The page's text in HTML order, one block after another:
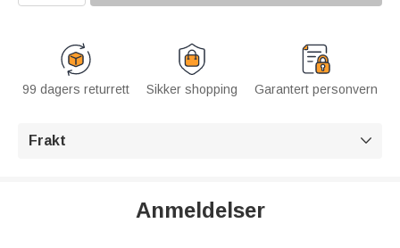
99 dagers returrett Sikker shopping Garantert personvern
Frakt 
Anmeldelser